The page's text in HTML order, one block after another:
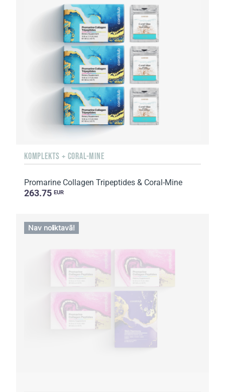
KOMPLEKTS + CORAL-MINE
Promarine Collagen Tripeptides & Coral-Mine
263.75 EUR
Nav noliktavā!